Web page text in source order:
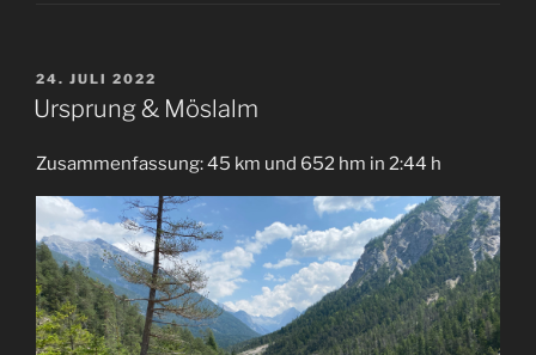
VERÖFFENTLICHT
AM
24. JULI 2022
Ursprung & Möslalm
Zusammenfassung: 45 km und 652 hm in 2:44 h